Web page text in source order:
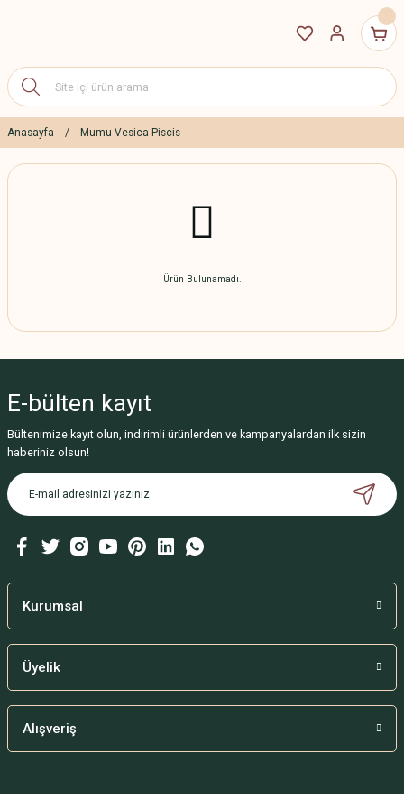
Anasayfa Mumu Vesica Piscis
Ürün Bulunamadı.
E-bülten kayıt
Bültenimize kayıt olun, indirimli ürünlerden ve kampanyalardan ilk sizin
haberiniz olsun!
Kurumsal
Üyelik
Alışveriş